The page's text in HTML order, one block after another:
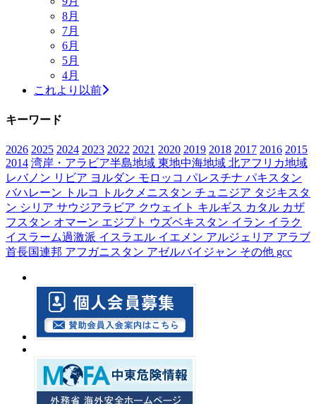
8月
7月
6月
5月
4月
これより以前
キーワード
2026 2025 2024 2023 2022 2021 2020 2019 2018 2017 2016 2015
2014 湾岸・アラビア半島地域 東地中海地域 北アフリカ地域
レバノン リビア ヨルダン モロッコ パレスチナ パキスタン
バハレーン
トルコ トルクメニスタン チュニジア タジキスタ
ン シリア サウジアラビア クウェイト キルギス カタル カザ
フスタン オマーン エジプト ウズベキスタン イラン イラク
イスラーム過激派 イスラエル イエメン アルジェリア アラブ
首長国連邦 アフガニスタン アゼルバイジャン その他 gcc